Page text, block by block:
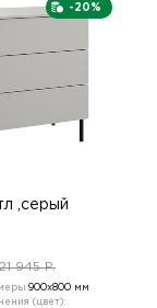
-20%
,серый
945 P.
900х800 мм
(цвет):